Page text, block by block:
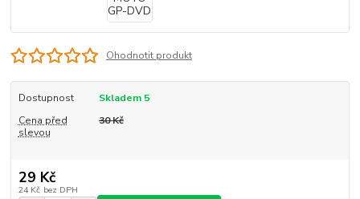
Ohodnotit produkt
Dostupnost
Skladem 5
Cena před
slevou
30 Kč
29 Kč
24 Kč bez DPH